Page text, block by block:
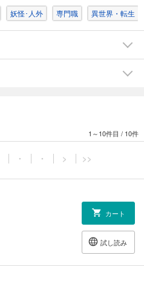
妖怪･人外 専門職 異世界・転生
1～10件目 / 10件
・ ・ > >>
カート
試し読み